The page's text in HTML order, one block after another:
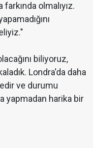
olmalıyız.
biliyoruz,
Londra'da daha
ve durumu
yapmadan harika bir